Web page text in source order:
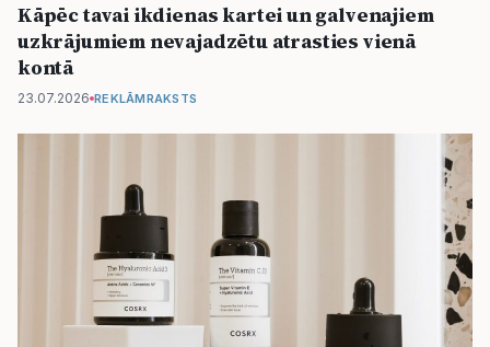
Kāpēc tavai ikdienas kartei un galvenajiem
uzkrājumiem nevajadzētu atrasties vienā
kontā
23.07.2026 REKLĀMRAKSTS